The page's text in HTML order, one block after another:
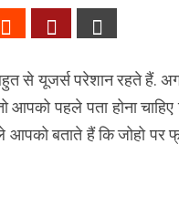
से यूजर्स परेशान रहते हैं.
पहले पता होना चाहिए
बताते हैं कि जोहो पर